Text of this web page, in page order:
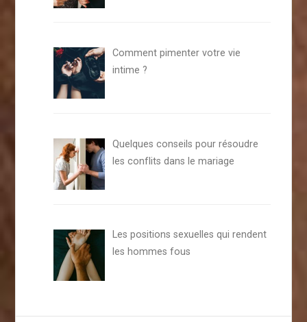
Comment pimenter votre vie
intime ?
Quelques conseils pour résoudre
les conflits dans le mariage
Les positions sexuelles qui rendent
les hommes fous